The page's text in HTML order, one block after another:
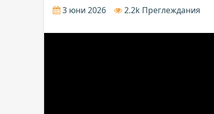
3 юни 2026 2.2k Преглеждания